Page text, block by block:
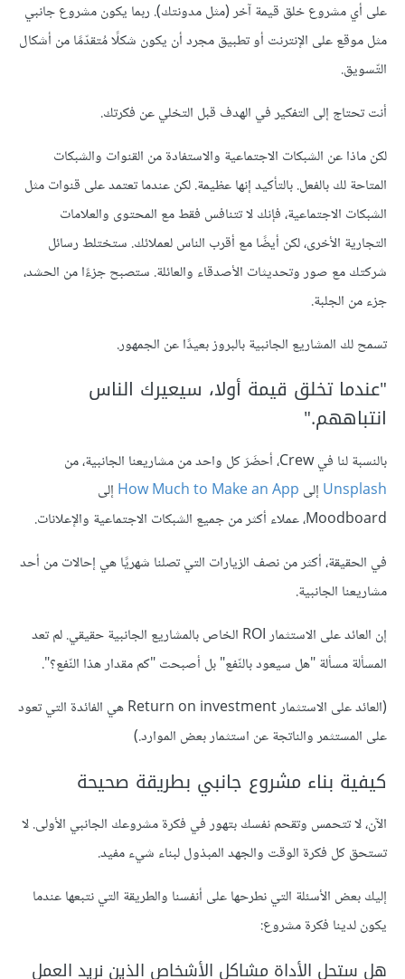
على أي مشروع خلق قيمة آخر (مثل مدونتك). ربما يكون مشروع جانبي
مثل موقع على الإنترنت أو تطبيق مجرد أن يكون شكلًا مُتقدّمًا من أشكال
التّسويق.
أنت تحتاج إلى التفكير في الهدف قبل التخلي عن فكرتك.
لكن ماذا عن الشبكات الاجتماعية والاستفادة من القنوات والشبكات
المتاحة لك بالفعل. بالتأكيد إنها عظيمة. لكن عندما تعتمد على قنوات مثل
الشبكات الاجتماعية، فإنك لا تتنافس فقط مع المحتوى والعلامات
التجارية الأخرى، لكن أيضًا مع أقرب الناس لعملائك. ستختلط رسائل
شركتك مع صور وتحديثات الأصدقاء والعائلة. ستصبح جزءًا من الحشد،
جزء من الجلبة.
تسمح لك المشاريع الجانبية بالبروز بعيدًا عن الجمهور.
"عندما تخلق قيمة أولا، سيعيرك الناس
انتباههم."
بالنسبة لنا في Crew، أحضَرَ كل واحد من مشاريعنا الجانبية، من
Unsplash إلى How Much to Make an App إلى
Moodboard، عملاء أكثر من جميع الشبكات الاجتماعية والإعلانات.
في الحقيقة، أكثر من نصف الزيارات التي تصلنا شهريًا هي إحالات من أحد
مشاريعنا الجانبية.
إن العائد على الاستثمار ROI الخاص بالمشاريع الجانبية حقيقي. لم تعد
المسألة مسألة "هل سيعود بالنّفع" بل أصبحت "كم مقدار هذا النّفع؟".
(العائد على الاستثمار Return on investment هي الفائدة التي تعود
على المستثمر والناتجة عن استثمار بعض الموارد.)
كيفية بناء مشروع جانبي بطريقة صحيحة
الآن، لا تتحمس وتقحم نفسك بتهور في فكرة مشروعك الجانبي الأولى. لا
تستحق كل فكرة الوقت والجهد المبذول لبناء شيء مفيد.
إليك بعض الأسئلة التي نطرحها على أنفسنا والطريقة التي نتبعها عندما
يكون لدينا فكرة مشروع:
هل ستحل الأداة مشاكل الأشخاص الذين نريد العمل